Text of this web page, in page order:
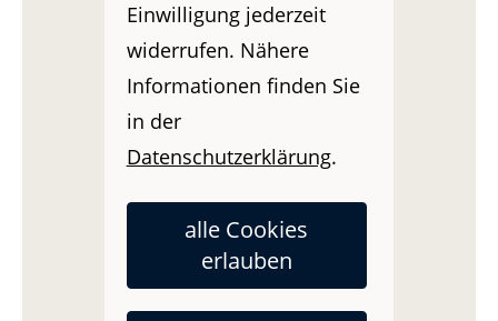
Einwilligung jederzeit
widerrufen. Nähere
Informationen finden Sie
in der
Datenschutzerklärung.
alle Cookies
erlauben